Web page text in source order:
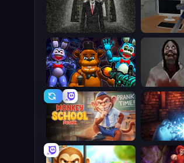
Slenderman Must Die: Underground Bunker
Jeff The Killer: Lost in the Nightmare
FNaF Shooter
Monkey School Prank